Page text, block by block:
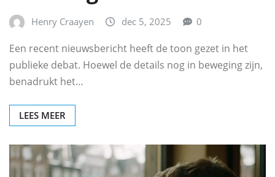
Henry Craayen dec 5, 2025 0
Een recent nieuwsbericht heeft de toon gezet in het
publieke debat. Hoewel de details nog in beweging zijn,
benadrukt het…
LEES MEER